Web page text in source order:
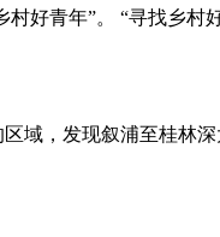
好青年”。 “寻找乡村
域，发现叙浦至桂林